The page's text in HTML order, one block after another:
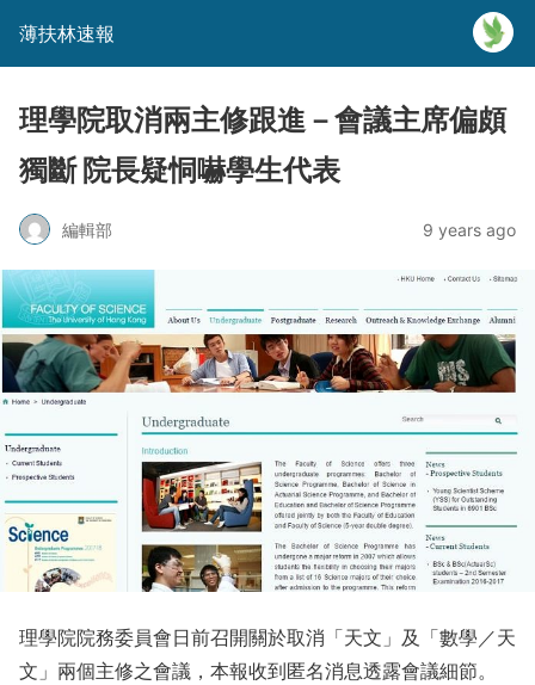
薄扶林速報
理學院取消兩主修跟進－會議主席偏頗
獨斷 院長疑恫嚇學生代表
編輯部 9 years ago
理學院院務委員會日前召開關於取消「天文」及「數學／天
文」兩個主修之會議，本報收到匿名消息透露會議細節。